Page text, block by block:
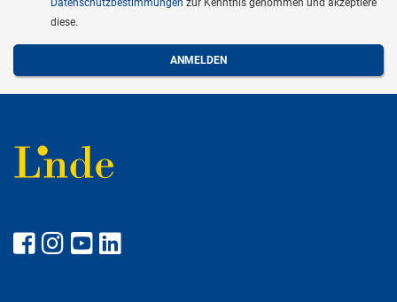
Datenschutzbestimmungen zur Kenntnis genommen und akzeptiere
diese.